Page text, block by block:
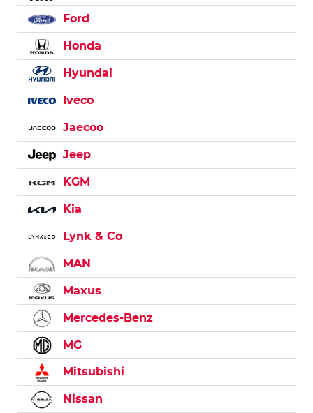
Ford
Honda
Hyundai
Iveco
Jaecoo
Jeep
KGM
Kia
Lynk & Co
MAN
Maxus
Mercedes-Benz
MG
Mitsubishi
Nissan